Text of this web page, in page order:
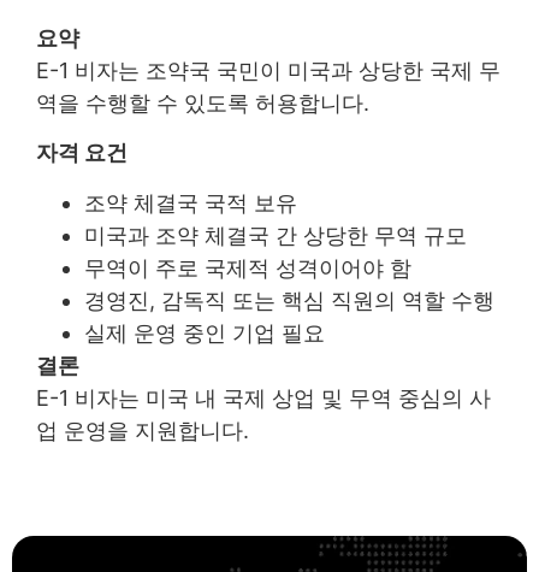
요약
E-1 비자는 조약국 국민이 미국과 상당한 국제 무
역을 수행할 수 있도록 허용합니다.
자격 요건
조약 체결국 국적 보유
미국과 조약 체결국 간 상당한 무역 규모
무역이 주로 국제적 성격이어야 함
경영진, 감독직 또는 핵심 직원의 역할 수행
실제 운영 중인 기업 필요
결론
E-1 비자는 미국 내 국제 상업 및 무역 중심의 사
업 운영을 지원합니다.